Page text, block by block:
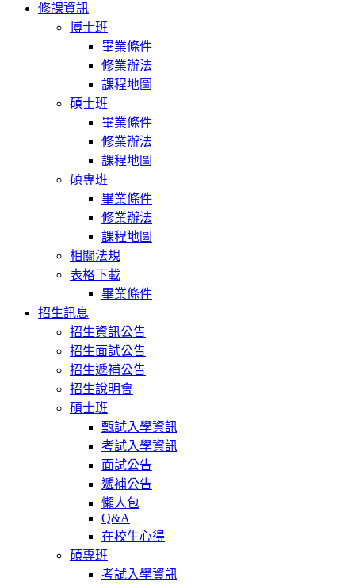
修課資訊
博士班
畢業條件
修業辦法
課程地圖
碩士班
畢業條件
修業辦法
課程地圖
碩專班
畢業條件
修業辦法
課程地圖
相關法規
表格下載
畢業條件
招生訊息
招生資訊公告
招生面試公告
招生遞補公告
招生說明會
碩士班
甄試入學資訊
考試入學資訊
面試公告
遞補公告
懶人包
Q&A
在校生心得
碩專班
考試入學資訊